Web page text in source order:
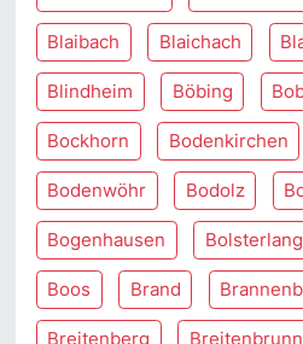
Blaibach Blaichach
Blindheim Böbing
Bockhorn Bodenkirchen
Bodenwöhr Bodolz
Bogenhausen Bolsterlang
Boos Brand
Breitenberg Breitenbrunn